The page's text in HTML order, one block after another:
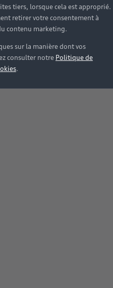
tiers, lorsque cela est approprié.
retirer votre consentement à
contenu marketing.
sur la manière dont vos
consulter notre Politique de
.